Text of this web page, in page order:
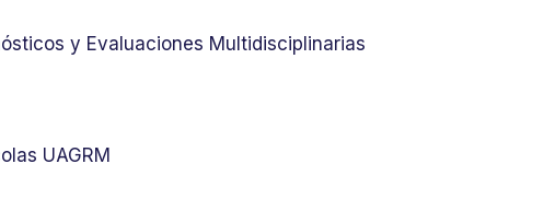
y Evaluaciones Multidisciplinarias
UAGRM